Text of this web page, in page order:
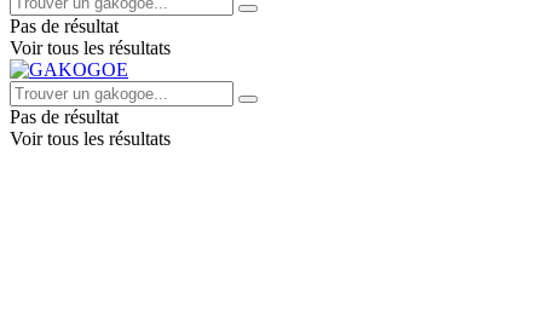
Pas de résultat
Voir tous les résultats
Pas de résultat
Voir tous les résultats